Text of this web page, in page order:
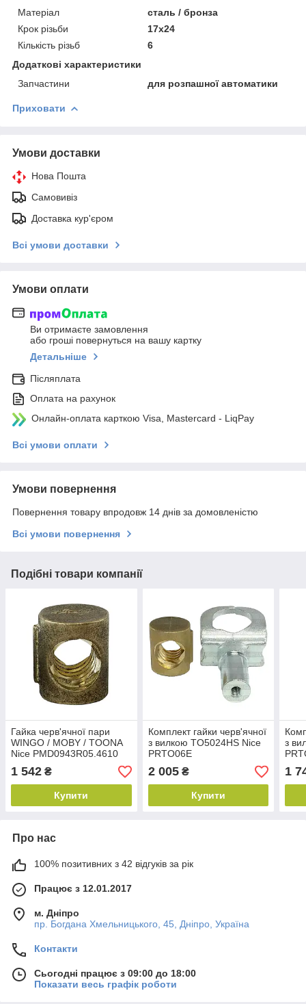
Матеріал
сталь / бронза
Крок різьби
17х24
Кількість різьб
6
Додаткові характеристики
Запчастини
для розпашної автоматики
Приховати
Умови доставки
Нова Пошта
Самовивіз
Доставка кур'єром
Всі умови доставки
Умови оплати
Ви отримаєте замовлення
або гроші повернуться на вашу картку
Детальніше
Післяплата
Оплата на рахунок
Онлайн-оплата карткою Visa, Mastercard - LiqPay
Всі умови оплати
Умови повернення
Повернення товару впродовж 14 днів за домовленістю
Всі умови повернення
Подібні товари компанії
Гайка черв'ячної пари
WINGO / MOBY / TOONA
Nice PMD0943R05.4610
1 542 ₴
Купити
Комплект гайки черв'ячної
з вилкою TO5024HS Nice
PRTO06E
2 005₴
Купити
з
1
Про нас
100% позитивних з 42 відгуків за рік
Працює з 12.01.2017
м. Дніпро
пр. Богдана Хмельницького, 45, Дніпро, Україна
Контакти
Сьогодні працює з 09:00 до 18:00
Показати весь графік роботи